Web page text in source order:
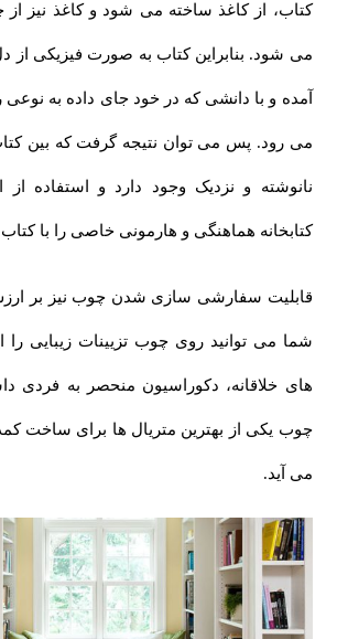
کتاب، از کاغذ ساخته می شود و کاغذ نیز
می شود. بنابراین کتاب به صورت فیزیکی از
آمده و با دانشی که در خود جای داده به
می رود. پس می توان نتیجه گرفت که بین
نانوشته و نزدیک وجود دارد و استفاده از
کتابخانه هماهنگی و هارمونی خاصی را با کتاب
قابلیت سفارشی سازی شدن چوب نیز بر
شما می توانید روی چوب تزیینات زیبایی را
های خلاقانه، دکوراسیون منحصر به فردی
چوب یکی از بهترین متریال ها برای ساخت
می آید.